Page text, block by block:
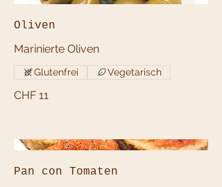
Oliven
Marinierte Oliven
CHF 11
Glutenfrei Vegetarisch
Pan con Tomaten